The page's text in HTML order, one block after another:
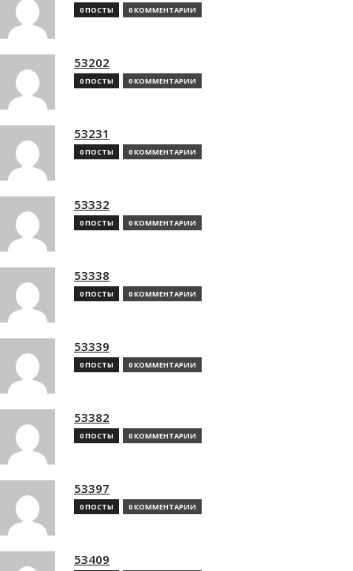
0 ПОСТЫ 0 КОММЕНТАРИИ
53202
0 ПОСТЫ 0 КОММЕНТАРИИ
53231
0 ПОСТЫ 0 КОММЕНТАРИИ
53332
0 ПОСТЫ 0 КОММЕНТАРИИ
53338
0 ПОСТЫ 0 КОММЕНТАРИИ
53339
0 ПОСТЫ 0 КОММЕНТАРИИ
53382
0 ПОСТЫ 0 КОММЕНТАРИИ
53397
0 ПОСТЫ 0 КОММЕНТАРИИ
53409